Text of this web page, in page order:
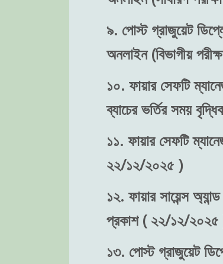
৯. পোস্ট গ্রাজুয়েট
অনলাইন (বিভাগীয়
১০. ফায়ার সেফটি
ব্যাচের ভর্তির সময়
১১. ফায়ার সেফটি
২২/১২/২০২৫ )
১২. ফায়ার সায়েন্স
প্রকাশ ( ২২/১২/২০২৫
১৩. পোস্ট গ্রাজুয়েট